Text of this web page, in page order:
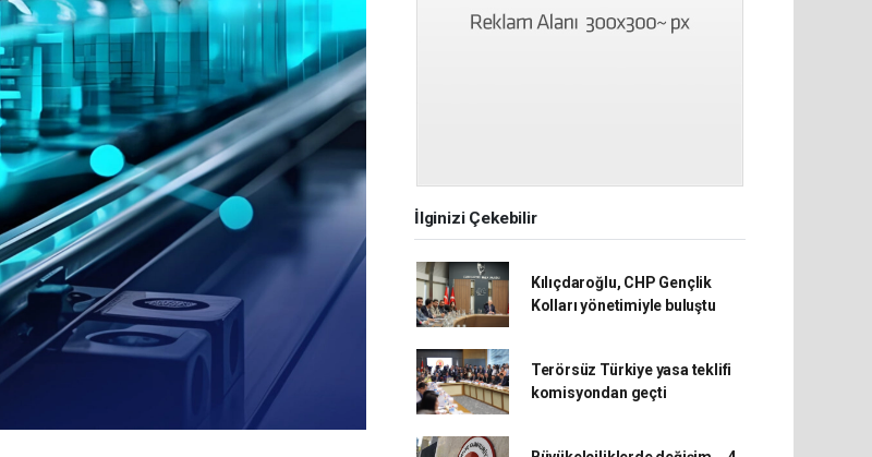
İlginizi Çekebilir
Kılıçdaroğlu, CHP Gençlik
Kolları yönetimiyle buluştu
Terörsüz Türkiye yasa teklifi
komisyondan geçti